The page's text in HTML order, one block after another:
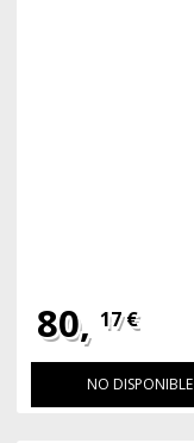
80, 17 €
NO DISPONIBLE